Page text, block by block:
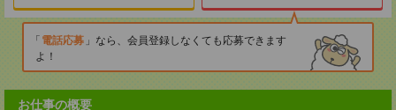
電話応募
なら、会員登録しなくても応募できます
よ！
お仕事の概要